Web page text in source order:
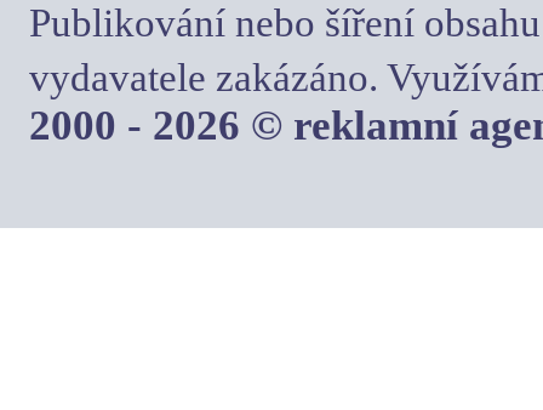
Publikování nebo šíření
vydavatele zakázáno.
2000 - 2026 © reklamní